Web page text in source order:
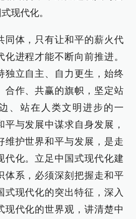
现代化。
同体，只有让和平的薪火代
进程才能不断向前推进。
独立自主、自力更生，始终
合作、共赢的旗帜，坚定站
、站在人类文明进步的一
与发展中谋求自身发展，
维护世界和平与发展，是走
代化。立足中国式现代化建
体系，必须深刻把握走和平
式现代化的突出特征，深入
现代化的世界观，讲清楚中